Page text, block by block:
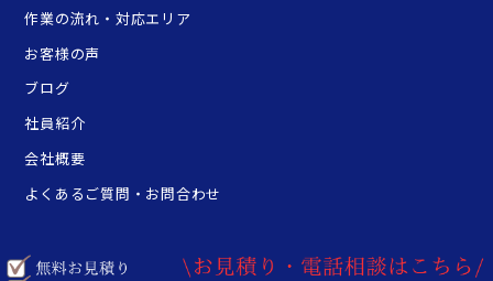
作業の流れ・対応エリア
お客様の声
ブログ
社員紹介
会社概要
よくあるご質問・お問合わせ
大阪府松原市で水漏れ・水道修理工事・水回りリフォームならMavericks